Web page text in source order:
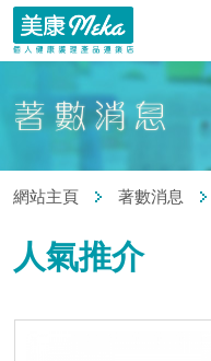
網站主頁 著數消息
人氣推介